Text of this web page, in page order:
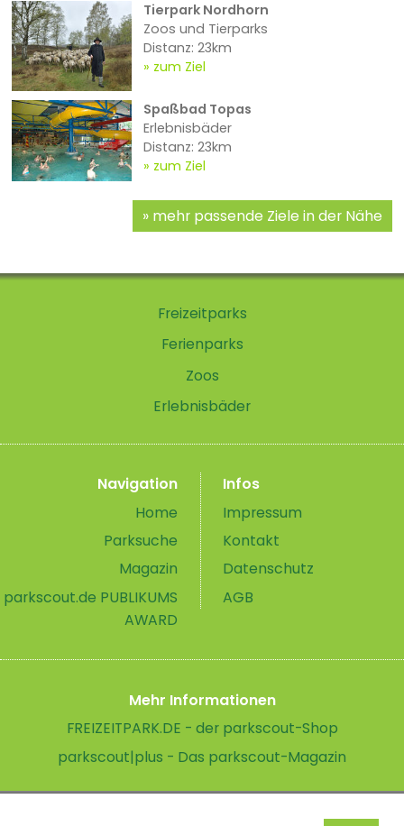
Tierpark Nordhorn
Zoos und Tierparks
Distanz: 23km
zum Ziel
Spaßbad Topas
Erlebnisbäder
Distanz: 23km
zum Ziel
mehr passende Ziele in der Nähe
Freizeitparks
Ferienparks
Zoos
Erlebnisbäder
Navigation
Home
Parksuche
Magazin
parkscout.de PUBLIKUMS
AWARD
Infos
Impressum
Kontakt
Datenschutz
AGB
Mehr Informationen
FREIZEITPARK.DE - der parkscout-Shop
parkscout|plus - Das parkscout-Magazin